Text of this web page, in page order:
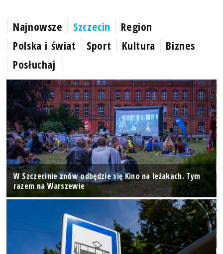
Najnowsze Szczecin
Region
Polska i świat
Sport Kultura
Biznes
Posłuchaj
W Szczecinie znów odbędzie się Kino na leżakach. Tym
razem na Warszewie